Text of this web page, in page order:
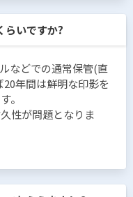
らいですか?
などでの通常保管(直
年間は鮮明な印影を
。
性が問題となりま